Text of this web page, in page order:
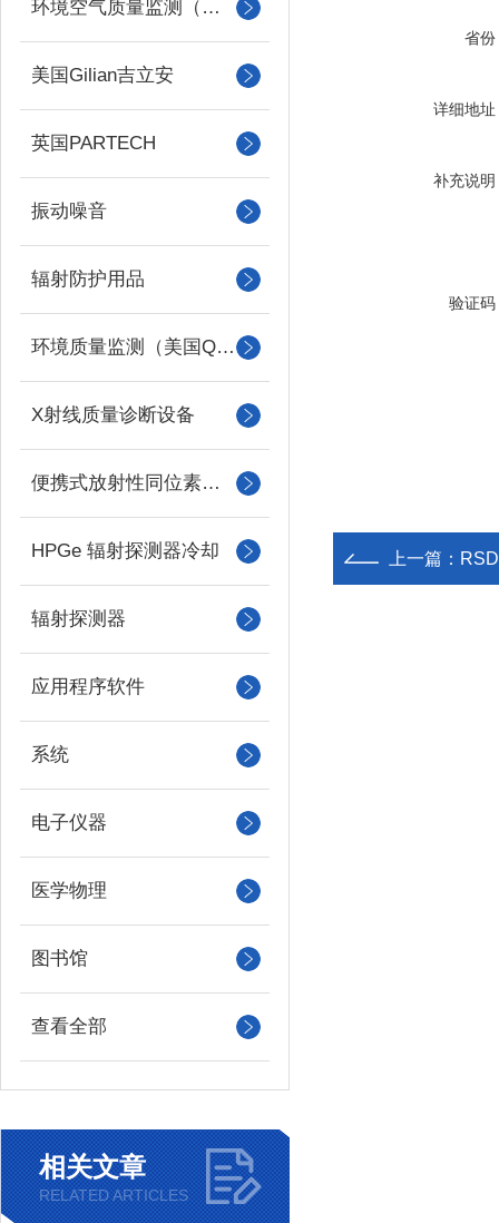
环境空气质量监测（美国Met one）
美国Gilian吉立安
英国PARTECH
振动噪音
辐射防护用品
环境质量监测（美国QUEST）
X射线质量诊断设备
便携式放射性同位素识别装置 （RIID）
HPGe 辐射探测器冷却
辐射探测器
应用程序软件
系统
电子仪器
医学物理
图书馆
查看全部
相关文章
RELATED ARTICLES
省份
详细地址
补充说明
验证码
上一篇：